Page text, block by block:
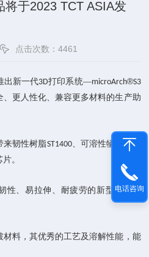
将于2023 TCT ASIA发
点击次数：4461
出新一代3D打印系统—microArch®S3
、更人性化、兼容更多材料的生产助
来韧性树脂ST1400、可溶性牺牲树脂
。
性、易拉伸、耐疲劳的新型树脂材
材料，其优秀的工艺及溶解性能，能
电话咨询